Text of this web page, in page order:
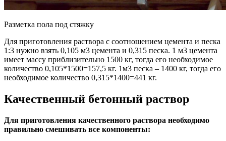
Разметка пола под стяжку
Для приготовления раствора с соотношением цемента и песка
1:3 нужно взять 0,105 м3 цемента и 0,315 песка. 1 м3 цемента
имеет массу приблизительно 1500 кг, тогда его необходимое
количество 0,105*1500=157,5 кг. 1м3 песка – 1400 кг, тогда его
необходимое количество 0,315*1400=441 кг.
Качественный бетонный раствор
Для приготовления качественного раствора необходимо
правильно смешивать все компоненты: